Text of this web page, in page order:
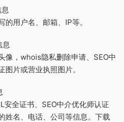
用户名、邮箱、IP等。
息
像，whois隐私删除申请、SEO中
片或营业执照图片。
安全证书、SEO中介优化师认证
姓名、电话、公司等信息。下载